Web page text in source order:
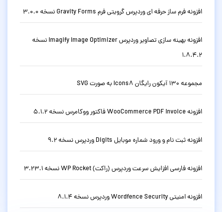
افزونه فرم ساز حرفه ای وردپرس گرویتی فرم Gravity Forms نسخه 3.0.0
افزونه بهینه سازی تصاویر وردپرس Imagify Image Optimizer نسخه
1.8.4.2
مجموعه 130 آیکون رایگان Icons8 به صورت SVG
افزونه WooCommerce PDF Invoice فاکتور ووکامرس نسخه 5.1.2
افزونه ثبت نام و ورود شماره موبایل Digits وردپرس نسخه 9.2
افزونه فارسی افزایش سرعت وردپرس (راکت) WP Rocket نسخه 3.23.1
افزونه امنیتی Wordfence Security وردپرس نسخه 8.1.4